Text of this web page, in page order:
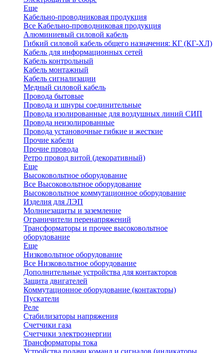
Еще
Кабельно-проводниковая продукция
Все Кабельно-проводниковая продукция
Алюминиевый силовой кабель
Гибкий силовой кабель общего назначения: КГ (КГ-ХЛ)
Кабель для информационных сетей
Кабель контрольный
Кабель монтажный
Кабель сигнализации
Медный силовой кабель
Провода бытовые
Провода и шнуры соединительные
Провода изолированные для воздушных линий СИП
Провода неизолированные
Провода установочные гибкие и жесткие
Прочие кабели
Прочие провода
Ретро провод витой (декоративный)
Еще
Высоковольтное оборудование
Все Высоковольтное оборудование
Высоковольтное коммутационное оборудование
Изделия для ЛЭП
Молниезащиты и заземление
Ограничители перенапряжений
Трансформаторы и прочее высоковольтное
оборудование
Еще
Низковольтное оборудование
Все Низковольтное оборудование
Дополнительные устройства для контакторов
Защита двигателей
Коммутационное оборудование (контакторы)
Пускатели
Реле
Стабилизаторы напряжения
Счетчики газа
Счетчики электроэнергии
Трансформаторы тока
Устройства подачи команд и сигналов (индикаторы,